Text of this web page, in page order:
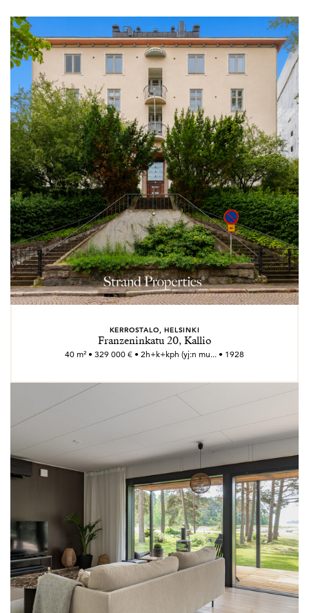
monimutkaisissa tilanteissa. Hän ei tyydy
keskinkertaisuuteen, vaan tavoittelee aina parasta
mahdollista lopputulosta. Rona on jatkuvasti
kehittänyt itseään pysyäkseen ajan tasalla alan
muutoksista, mikä on tuonut hänelle mainetta alan
huippuosaajana.
Yhteenvetona voidaan todeta, että Rona on
kiinteistönvälityksen kokenut ja menestynyt
ammattilainen, jonka pitkä kokemus, sinnikkyys ja
asiakaslähtöinen asenne tekevät hänestä erinomaisen
valinnan kaikille, jotka etsivät luotettavaa ja tehokasta
kiinteistönvälittäjää. Hänen ansionsa ja
asiakaspalautteensa puhuvat puolestaan, ja hänen
työnsä laatu näkyy niin tyytyväisissä asiakkaissa kuin
saavutetuissa myyntituloksissakin.
KERROSTALO, HELSINKI
Franzeninkatu 20, Kallio
40 m² • 329 000 € • 2h+k+kph (yj:n mu... • 1928